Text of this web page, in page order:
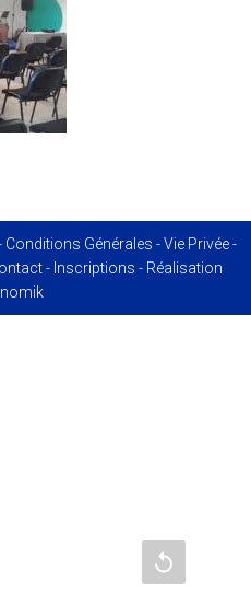
Conditions Générales -Vie Privée-
- Inscriptions - Réalisation
Recharger